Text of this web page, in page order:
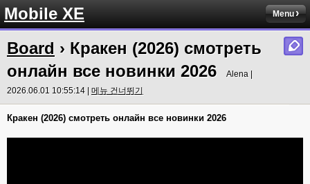
Mobile XE Menu
Board › Кракен (2026) смотреть
онлайн все новинки 2026
Alena |
2026.06.01 10:55:14 | 메뉴 건너뛰기
Кракен (2026) смотреть онлайн все новинки 2026